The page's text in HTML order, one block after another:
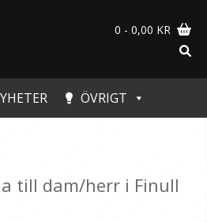
0 - 0,00 KR
ÖVRIGT
till dam/herr i Finull